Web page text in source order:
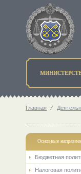
Главная ⁄
Основные
Бюджетная
Налоговая